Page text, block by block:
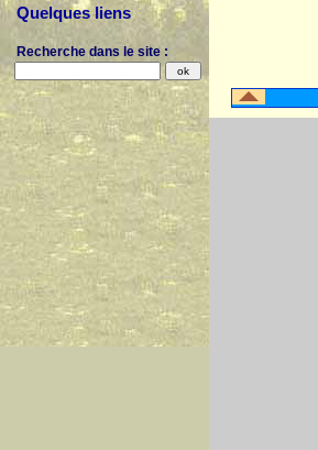
Quelques liens
Recherche dans le site :